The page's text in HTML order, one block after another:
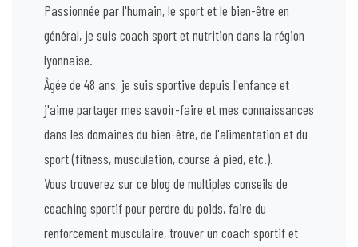
Passionnée par l'humain, le sport et le bien-être en
général, je suis coach sport et nutrition dans la région
lyonnaise.
Âgée de 48 ans, je suis sportive depuis l'enfance et
j'aime partager mes savoir-faire et mes connaissances
dans les domaines du bien-être, de l'alimentation et du
sport (fitness, musculation, course à pied, etc.).
Vous trouverez sur ce blog de multiples conseils de
coaching sportif pour perdre du poids, faire du
renforcement musculaire, trouver un coach sportif et